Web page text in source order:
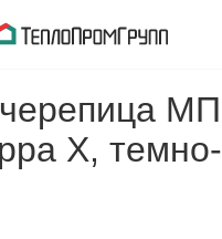
МП
X, темно-